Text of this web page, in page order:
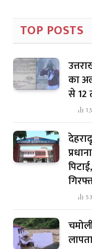
TOP POSTS
का
से 12